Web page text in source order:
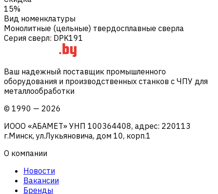
15%
Вид номенклатуры
Монолитные (цельные) твердосплавные сверла
Серия сверл: DPK191
Ваш надежный поставщик промышленного
оборудования и производственных станков с ЧПУ для
металлообработки
© 1990 — 2026
ИООО «АБАМЕТ» УНП 100364408, адрес: 220113
г.Минск, ул.Лукьяновича, дом 10, корп.1
О компании
Новости
Вакансии
Бренды